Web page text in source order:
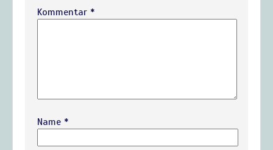
Kommentar *
Name *